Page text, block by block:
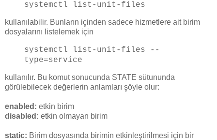
systemctl list-unit-files
kullanılabilir. Bunların içinden sadece hizmetlere ait birim
dosyalarını listelemek için
systemctl list-unit-files --
type=service
kullanılır. Bu komut sonucunda STATE sütununda
görülebilecek değerlerin anlamları şöyle olur:
enabled: etkin birim
disabled: etkin olmayan birim
static: Birim dosyasında birimin etkinleştirilmesi için bir